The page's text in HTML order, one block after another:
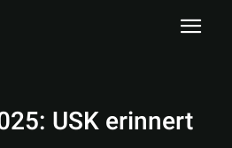
USK erinnert